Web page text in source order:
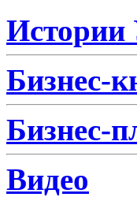
Истории
Бизнес-
Бизнес-
Видео